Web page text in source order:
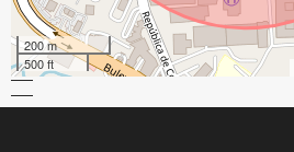
200 m
500 ft